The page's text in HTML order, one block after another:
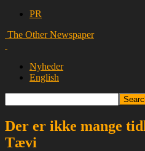
PR
The Other Newspaper
Nyheder
English
Der er ikke mange
Tævi